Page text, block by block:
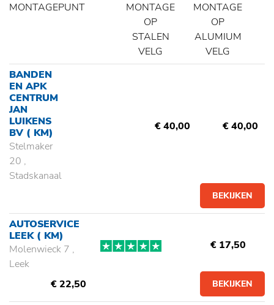
MONTAGEPUNT
MONTAGE
OP
STALEN
VELG
MONTAGE
OP
ALUMIUM
VELG
BANDEN
EN APK
CENTRUM
JAN
LUIKENS
BV ( KM)
Stelmaker
20 ,
Stadskanaal
€ 40,00 € 40,00
BEKIJKEN
AUTOSERVICE
LEEK ( KM)
Molenwieck 7 ,
Leek
€ 17,50
€ 22,50 BEKIJKEN